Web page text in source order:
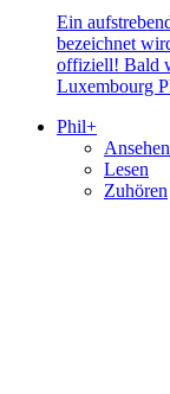
Ein
bezeichnet
offiziell! Bald
Luxembourg
Phil+
Ansehen
Lesen
Zuhören